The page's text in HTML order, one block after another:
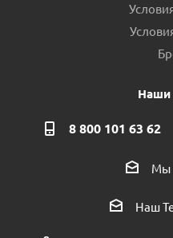
Наши
8 800 101 63 62
Мы
Наш